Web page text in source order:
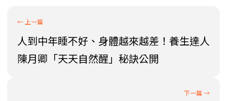
人到中年睡不好、身體越來越差！養生達人
陳月卿「天天自然醒」秘訣公開